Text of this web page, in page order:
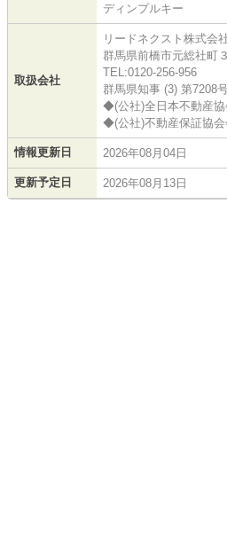
ディンプルキー
取扱会社
リードネクスト株式会
群馬県前橋市元総社町
TEL:0120-256-956
群馬県知事 (3) 第7208
◆(公社)全日本不動産協
◆(公社)不動産保証協会
情報更新日 2026年08月04日
更新予定日 2026年08月13日